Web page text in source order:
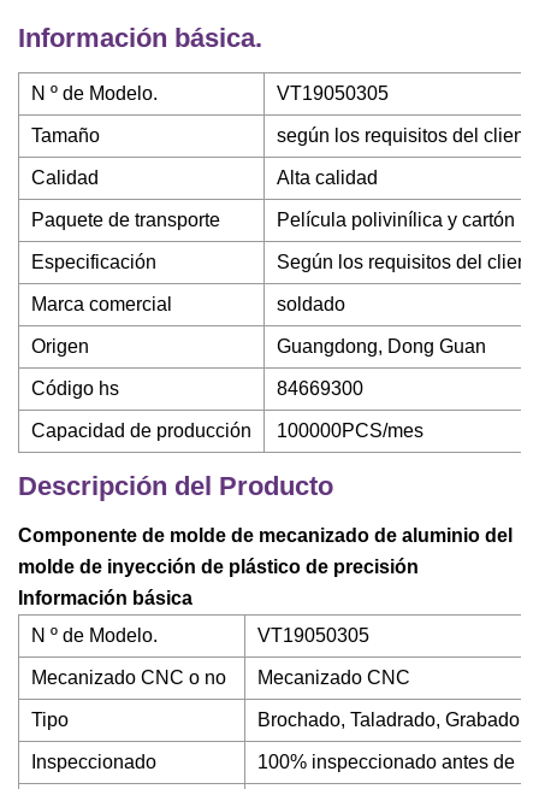
Información básica.
N º de Modelo. VT19050305
Tamaño según los requisitos del cliente
Calidad Alta calidad
Paquete de transporte Película polivinílica y cartón
Especificación Según los requisitos del
Marca comercial soldado
Origen Guangdong, Dong Guan
Código hs 84669300
Capacidad de producción 100000PCS/mes
Descripción del Producto
Componente de molde de mecanizado de aluminio del
molde de inyección de plástico de precisión
Información básica
N º de Modelo.
VT19050305
Mecanizado CNC o no Mecanizado CNC
Tipo Brochado, Taladrado, Grabado
Inspeccionado 100% inspeccionado antes de